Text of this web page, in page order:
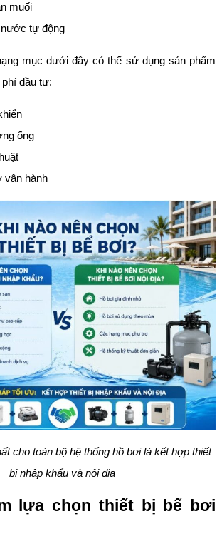
muối
tự động
mục dưới đây có thể sử dụng sản phẩm
đầu tư:
ống
vận hành
cho toàn bộ hệ thống hồ bơi là kết hợp thiết
bị nhập khẩu và nội địa
lựa chọn thiết bị bể bơi